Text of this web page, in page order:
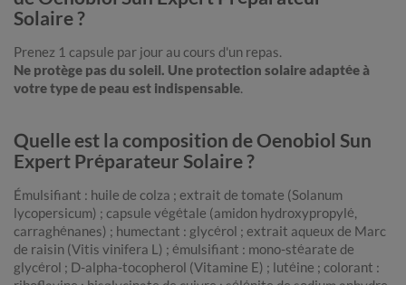
Solaire ?
Prenez 1 capsule par jour au cours d'un repas.
Ne protège pas du soleil. Une protection solaire adaptée à
votre type de peau est indispensable.
Quelle est la composition de Oenobiol Sun
Expert Préparateur Solaire ?
Émulsifiant : huile de colza ; extrait de tomate (Solanum
lycopersicum) ; capsule végétale (amidon hydroxypropylé,
carraghénanes) ; humectant : glycérol ; extrait aqueux de Marc
de raisin (Vitis vinifera L) ; émulsifiant : mono-stéarate de
glycérol ; D-alpha-tocopherol (Vitamine E) ; lutéine ; colorant :